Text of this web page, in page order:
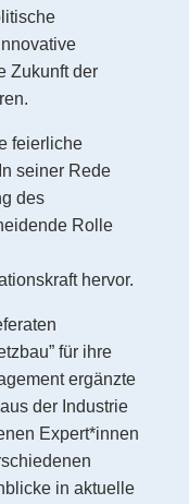
Zukunft der
feierliche
seiner Rede
des
Rolle
hervor.
für ihre
ergänzte
der Industrie
Expert*innen
in aktuelle